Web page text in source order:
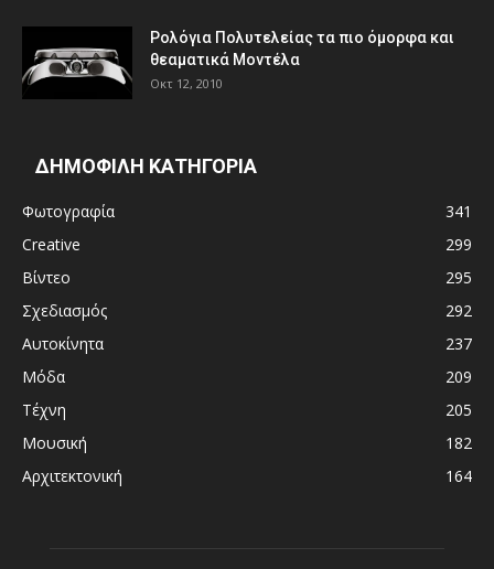
Ρολόγια Πολυτελείας τα πιο όμορφα και
θεαματικά Μοντέλα
Οκτ 12, 2010
ΔΗΜΟΦΙΛΗ ΚΑΤΗΓΟΡΙΑ
Φωτογραφία
341
Creative
299
Βίντεο
295
Σχεδιασμός
292
Αυτοκίνητα
237
Μόδα
209
Τέχνη
205
Μουσική
182
Αρχιτεκτονική
164